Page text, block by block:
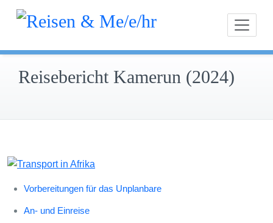
springen
Zum
und
Reisebericht Kamerun (2024)
Vorbereitungen für das Unplanbare
An- und Einreise